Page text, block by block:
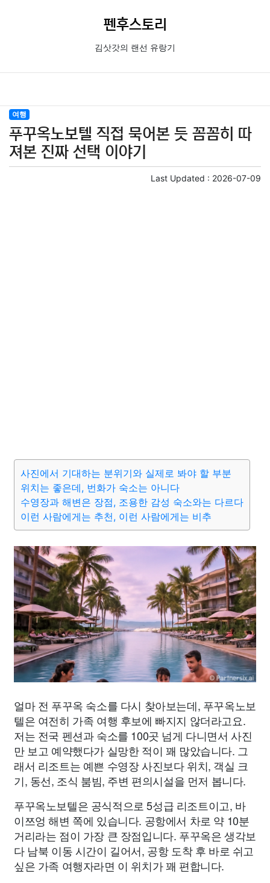
펜후스토리
김삿갓의 랜선 유랑기
여행
푸꾸옥노보텔 직접 묵어본 듯 꼼꼼히 따
져본 진짜 선택 이야기
Last Updated : 2026-07-09
사진에서 기대하는 분위기와 실제로 봐야 할 부분
위치는 좋은데, 번화가 숙소는 아니다
수영장과 해변은 장점, 조용한 감성 숙소와는 다르다
이런 사람에게는 추천, 이런 사람에게는 비추
얼마 전 푸꾸옥 숙소를 다시 찾아보는데, 푸꾸옥노보
텔은 여전히 가족 여행 후보에 빠지지 않더라고요.
저는 전국 펜션과 숙소를 100곳 넘게 다니면서 사진
만 보고 예약했다가 실망한 적이 꽤 많았습니다. 그
래서 리조트는 예쁜 수영장 사진보다 위치, 객실 크
기, 동선, 조식 붐빔, 주변 편의시설을 먼저 봅니다.
푸꾸옥노보텔은 공식적으로 5성급 리조트이고, 바
이쯔엉 해변 쪽에 있습니다. 공항에서 차로 약 10분
거리라는 점이 가장 큰 장점입니다. 푸꾸옥은 생각보
다 남북 이동 시간이 길어서, 공항 도착 후 바로 쉬고
싶은 가족 여행자라면 이 위치가 꽤 편합니다.